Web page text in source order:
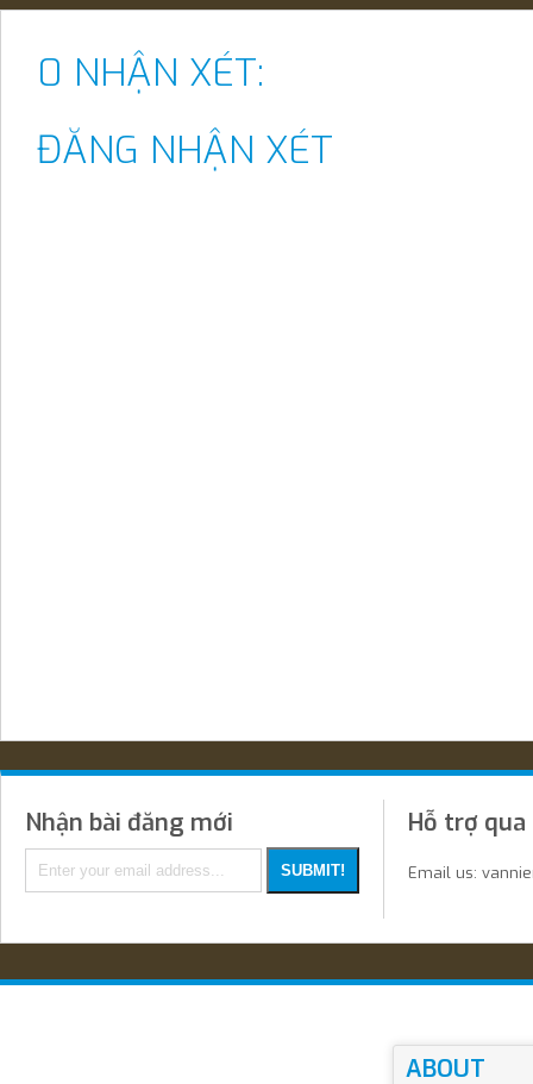
0 NHẬN XÉT:
ĐĂNG NHẬN XÉT
Nhận bài đăng mới Hỗ trợ
Email us:
ABOUT